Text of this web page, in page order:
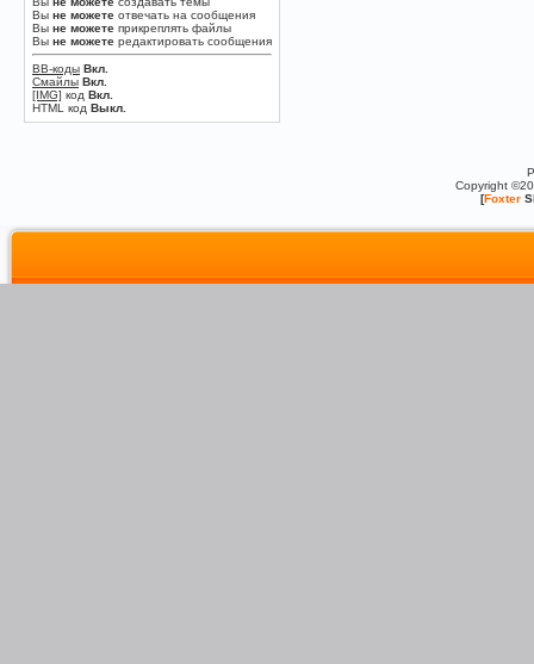
Вы не можете отвечать на сообщения
Вы не можете прикреплять файлы
Вы не можете редактировать сообщения
BB-коды Вкл.
Смайлы Вкл.
[IMG] код Вкл.
HTML код Выкл.
Copyright
[Foxter